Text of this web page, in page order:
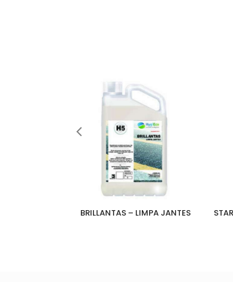
BRILLANTAS – LIMPA JANTES